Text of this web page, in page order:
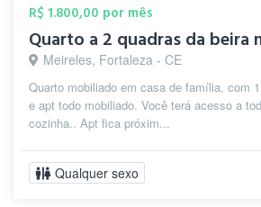
R$ 1.800,00 por mês
Quarto a 2 quadras da beira
Meireles, Fortaleza - CE
Quarto mobiliado em casa de família, com
e apt todo mobiliado. Você terá acesso a
cozinha.. Apt fica próxim...
Qualquer sexo